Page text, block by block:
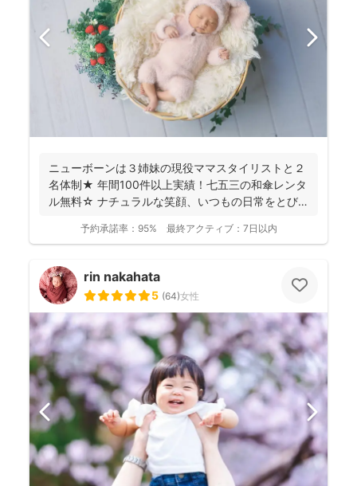
ニューボーンは３姉妹の現役ママスタイリストと２
名体制★ 年間100件以上実績！七五三の和傘レンタ
ル無料☆ ナチュラルな笑顔、いつもの日常をとび
予約承諾率： 95% 最終アクティブ： 7日以内
rin nakahata
5 (64)女性